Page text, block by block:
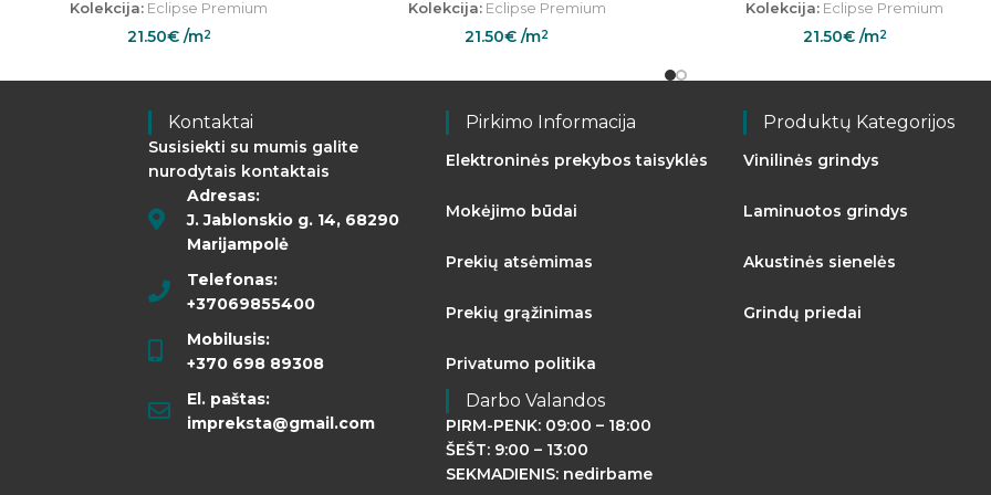
Kolekcija: Eclipse Premium
21.50€/m2
Kolekcija:Eclipse Premium
21.50€ /m2
Kolekcija: Eclipse Premium
21.50€/m2
Kontaktai
Susisiekti su mumis galite
nurodytais kontaktais
Adresas:
J. Jablonskio g. 14, 68290
Marijampolė
Telefonas:
+37069855400
Mobilusis:
+370 698 89308
El. paštas:
impreksta@gmail.com
Pirkimo Informacija
Elektroninės prekybos taisyklės
Mokėjimo būdai
Prekių atsėmimas
Prekių grąžinimas
Privatumo politika
Darbo Valandos
PIRM-PENK: 09:00 – 18:00
ŠEŠT: 9:00 – 13:00
SEKMADIENIS: nedirbame
Produktų Kategorijos
Vinilinės grindys
Laminuotos grindys
Akustinės sienelės
Grindų priedai